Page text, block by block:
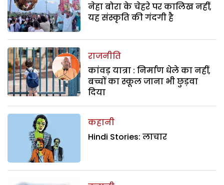
नेहा बोरा के चेहरे पर कालिख नहीं,
यह संस्कृति की गंदगी है
राजनीति
कांवड़ यात्रा : निर्माण धेले का नहीं,
बच्चों का स्कूल जाना भी छुड़वा
दिया
कहानी
Hindi Stories: लाचार